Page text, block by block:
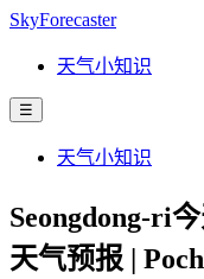
SkyForecaster
天气小知识
☰
天气小知识
Seongdong-ri
天气预报 |